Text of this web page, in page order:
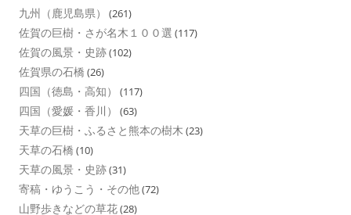
九州（鹿児島県） (261)
佐賀の巨樹・さが名木１００選 (117)
佐賀の風景・史跡(102)
佐賀県の石橋 (26)
四国（徳島・高知） (117)
四国（愛媛・香川） (63)
天草の巨樹・ふるさと熊本の樹木 (23)
天草の石橋 (10)
天草の風景・史跡(31)
寄稿・ゆうこう・その他(72)
山野歩きなどの草花(28)